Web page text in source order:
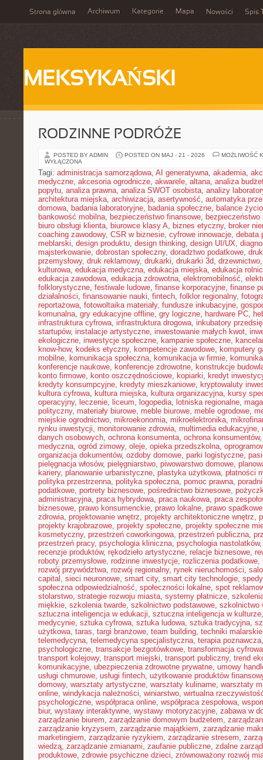
Strona główna Archiwum Kategorie Mapa Nowości Spis
MEKSYKAŃSKI
RODZINNE PODRÓŻE
POSTED BY ADMIN POSTED ON MAJ - 21 - 2026
MOŻLIWOŚĆ
WYŁĄCZONA
Tagi: administracja samorządowa, AI generatywna, akademia,
medyczne, akcesoria ogrodnicze, akwarele, altana, analiza
popytu, analiza prawna, analiza SWOT osobista, analizy
architektura miejska, archiwizacja, asertywność, automatyka
domowa, badania laboratoryjne, badania społeczne, balance
bankowość mobilna, bezpieczeństwo finansowe, bezpieczeństwo
biuro obsługi klienta, biurowce klasy A, biznes etyczny, broker
coaching zawodowy, CSR w biznesie, cyfrowe innowacje, debata
meblarski, design produktu, design thinking, design UI/UX,
majsterkowanie, dobrostan społeczny, doradztwo podatkowe,
przemysłowy, druk reklamowy, drukarki, drukarki 3d, drzewnictwo
kulturowa, edukacja medyczna, edukacja miejska, edukacja
edukacja zawodowa, edukacja zdrowotna, elektromobilność,
folklorystyczne, festiwale ludowe, finanse korporacyjne, finanse
działalności, finansowanie nauki, fintech, folklor regionalny,
reportażowa, fotowoltaika materiały, fundusze inkubacyjne,
komunalna, gry edukacyjne offline, gry logiczne, hardware PC,
infrastruktura cyfrowa, infrastruktura drogowa, inkubatory
startupów, instalacje artystyczne, inwestowanie małych kwot,
ekologiczne, inwestycje społeczne, kampanie społeczne,
know-how, kodeks etyczny, kompetencje zawodowe, komputery
mobilne, komunikacja społeczna, komunikacja w firmie,
konferencje naukowe, konferencje zdrowotne, konstrukcje
konto firmowe, konto oszczędnościowe, kopiarki, kredyt
kredyty konsumpcyjne, kredyty mieszkaniowe, kryptowaluty
kultura cyfrowa, kultura miejska, kultura organizacyjna, kursy
operacyjny, leczenie, liceum, logopedia, lotniska regionalne,
polityczny, materiały biurowe, meble biurowe, meble ogrodowe,
miejskie ogrodnictwo, mikroekonomia, mikroelektronika,
rynku inwestycji, monitorowanie zdrowia, multimedia edukacyjne,
danych osobowych, ochrona konsumenta, ochrona konsumentów
medyczna, ogród zimowy, oleje, opieka przedszkolna,
organizacja dokumentów, ozdoby domowe, parki logistyczne,
pielęgnacja włosów, pielęgniarstwo, piwowarstwo domowe,
kariery, planowanie urbanistyczne, plastyka użytkowa, płatności
polityka przestrzenna, polityka społeczna, pomoc prawna,
podatkowe, portrety biznesowe, pośrednictwo biznesowe,
administracyjna, praca hybrydowa, praca naukowa, praca
biznesowe, prawo konsumenckie, prawo lokalne, prawo spadkowe
zdrowia, projektowanie wnętrz, projekty architektoniczne wnętrz,
projekty krajobrazowe, projekty społeczne, projekty społeczne
kosmetyczny, przestrzeń coworkingowa, przestrzeń publiczna,
przestrzeń pracy, psychologia kliniczna, psychologia nastolatków
recenzje produktów, rękodzieło artystyczne, relacje biznesowe,
roboty przemysłowe, rodzinne inwestycje, rozliczenia podatkowe,
rozwój przywództwa, rozwój regionalny, rynek nieruchomości,
capital , sieci neuronowe, smart city, smart city technologie,
społeczna odpowiedzialność, społeczności lokalne, spot
stolarstwo, strategie rozwoju miasta, systemy płatnicze,
miękkie, szkolenia twarde, szkolnictwo podstawowe, szkolnictwo
sztuczna inteligencja w edukacji, sztuczna inteligencja w kulturze
medycynie, sztuka cyfrowa, sztuka ludowa, sztuka tradycyjna,
użytkowa, taras, targi branżowe, team building, techniki malarskie
telemedycyna, telemedycyna specjalistyczna, terapia poznawcza
psychologiczne, transakcje bezgotówkowe, transformacja cyfrowa
transport kolejowy, transport miejski, transport publiczny, trend
komunikacyjne, ubezpieczenia zdrowotne prywatne, umowy
usługi chmurowe, usługi fintech, użytkowanie produktów
domowy, warsztaty artystyczne, warsztaty kulinarne, warsztaty
online, windykacja należności, winiarstwo, wirtualna
psychologiczne, współpraca online, współpraca zespołowa,
biur, wystawy interaktywne, wystawy motoryzacyjne, zabawa w
zarządzanie biurem, zarządzanie domowym budżetem,
zarządzanie kryzysem, zarządzanie majątkiem, zarządzanie
marketingiem, zarządzanie ryzykiem, zarządzanie stresem,
wiedzą, zarządzanie zmianami, zaufanie publiczne, zdalne
produktowe, zdrowie psychiczne dzieci, zrównoważony rozwój